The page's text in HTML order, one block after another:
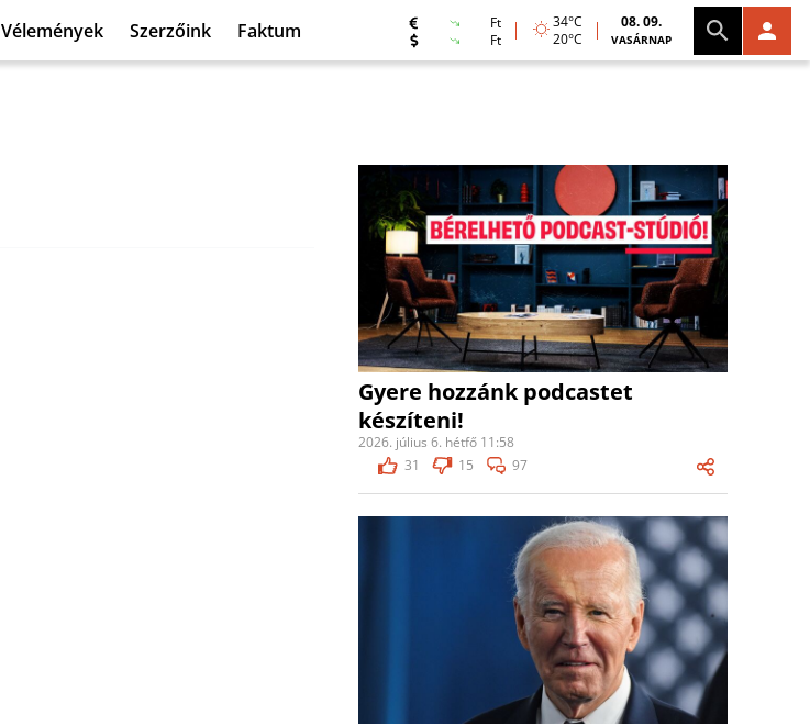
Vélemények Szerzőink Faktum
Ft
Ft
34°C
20°C
08. 09.
VASÁRNAP
Gyere hozzánk podcastet
készíteni!
2026. július 6. hétfő 11:58
31
15 97